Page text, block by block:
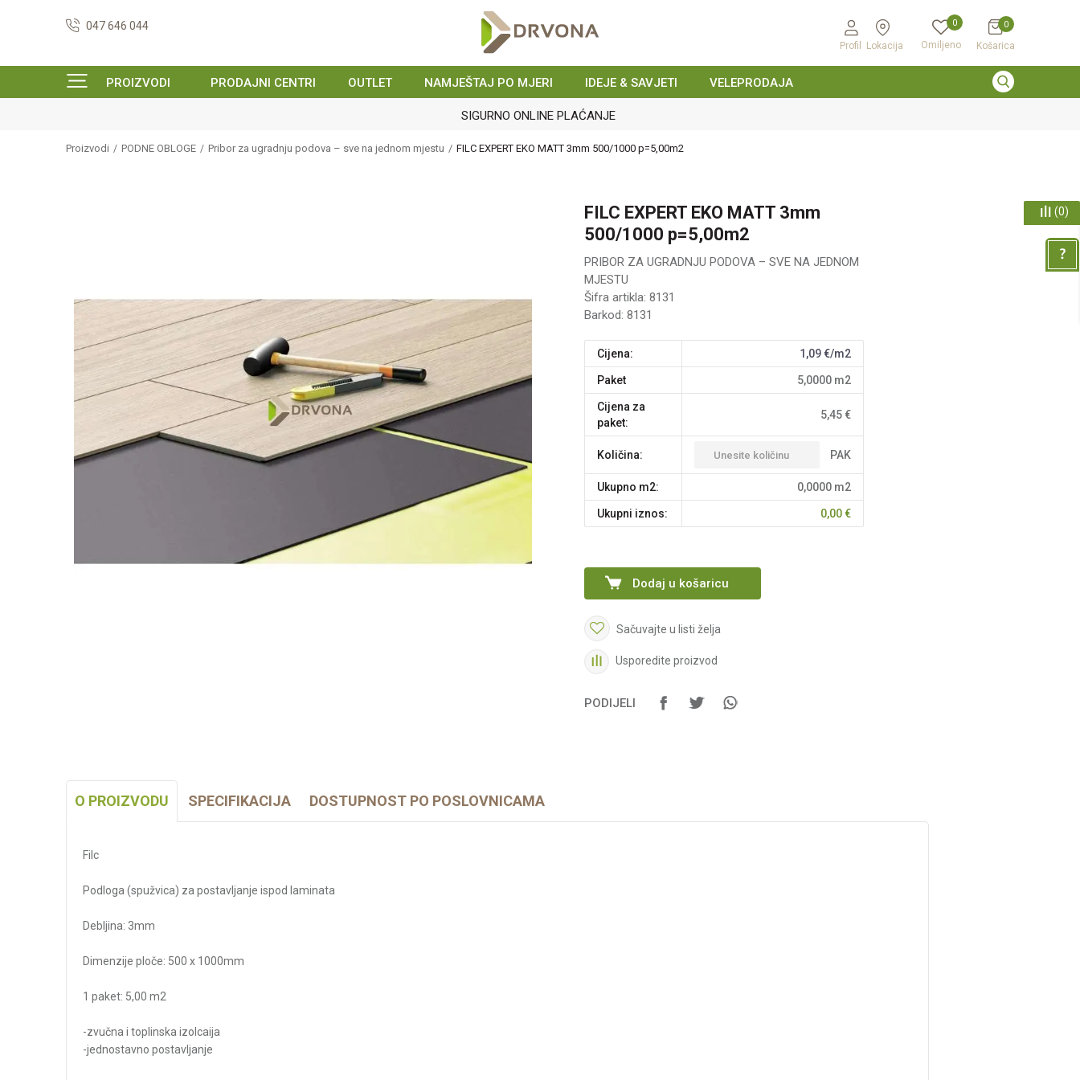
047 646 044
Profil Lokacija Omiljeno
0
Košarica
0
PROIZVODI PRODAJNI CENTRI OUTLET NAMJEŠTAJ PO MJERI IDEJE & SAVJETI VELEPRODAJA
SIGURNO ONLINE PLAĆANJE
Proizvodi PODNE OBLOGE Pribor za ugradnju podova – sve na jednom mjestu FILC EXPERT EKO MATT 3mm 500/1000 p=5,00m2
FILC EXPERT EKO MATT 3mm
500/1000 p=5,00m2
PRIBOR ZA UGRADNJU PODOVA – SVE NA JEDNOM
MJESTU
Šifra artikla: 8131
Barkod: 8131
Cijena: 1,09€/m2
paket 5,0000 m2
Cijena za
paket:
5,45€
Količina: PAK
Ukupno m2: 0,0000 m2
Ukupni iznos: 0,00€
Dodaj u košaricu
Sačuvajte u listi želja
Usporedite proizvod
PODIJELI
O PROIZVODU SPECIFIKACIJA DOSTUPNOST PO POSLOVNICAMA
Filc
Podloga (spužvica) za postavljanje ispod laminata
Debljina: 3mm
Dimenzije ploče: 500 x 1000mm
1 paket: 5,00 m2
-zvučna i toplinska izolcaija
-jednostavno postavljanje
(0)